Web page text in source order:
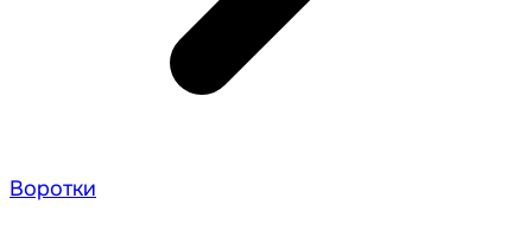
Воротки